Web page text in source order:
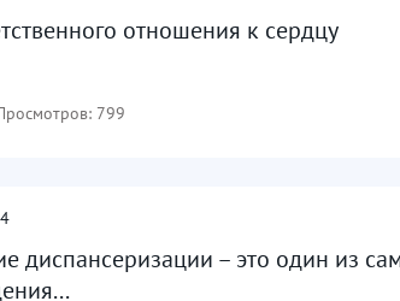
отношения к сердцу
799
диспансеризации – это один из